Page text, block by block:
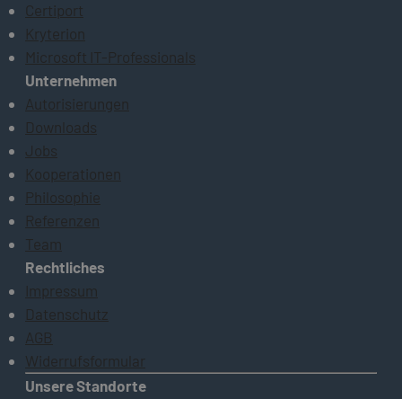
Certiport
Kryterion
Microsoft IT-Professionals
Unternehmen
Autorisierungen
Downloads
Jobs
Kooperationen
Philosophie
Referenzen
Team
Rechtliches
Impressum
Datenschutz
AGB
Widerrufsformular
Unsere Standorte